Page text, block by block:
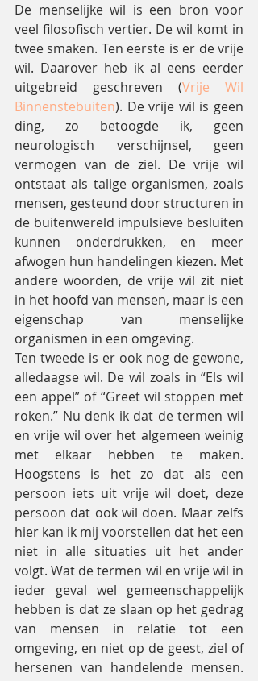
De menselijke wil is een bron voor
veel filosofisch vertier. De wil komt in
twee smaken. Ten eerste is er de vrije
wil. Daarover heb ik al eens eerder
uitgebreid geschreven (Vrije Wil
Binnenstebuiten). De vrije wil is geen
ding, zo betoogde ik, geen
neurologisch verschijnsel, geen
vermogen van de ziel. De vrije wil
ontstaat als talige organismen, zoals
mensen, gesteund door structuren in
de buitenwereld impulsieve besluiten
kunnen onderdrukken, en meer
afwogen hun handelingen kiezen. Met
andere woorden, de vrije wil zit niet
in het hoofd van mensen, maar is een
eigenschap van menselijke
organismen in een omgeving.
Ten tweede is er ook nog de gewone,
alledaagse wil. De wil zoals in “Els wil
een appel” of “Greet wil stoppen met
roken.” Nu denk ik dat de termen wil
en vrije wil over het algemeen weinig
met elkaar hebben te maken.
Hoogstens is het zo dat als een
persoon iets uit vrije wil doet, deze
persoon dat ook wil doen. Maar zelfs
hier kan ik mij voorstellen dat het een
niet in alle situaties uit het ander
volgt. Wat de termen wil en vrije wil in
ieder geval wel gemeenschappelijk
hebben is dat ze slaan op het gedrag
van mensen in relatie tot een
omgeving, en niet op de geest, ziel of
hersenen van handelende mensen.